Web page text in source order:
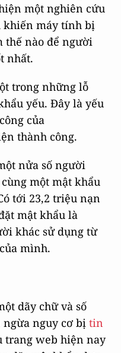
một nghiên cứu
khiến máy tính bị
thế nào để người
nhất.
trong những lỗ
yếu. Đây là yếu
của
thành công.
nửa số người
một mật khẩu
tới 23,2 triệu nạn
mật khẩu là
khác sử dụng từ
mình.
dãy chữ và số
ngừa nguy cơ bị tin
trang web hiện nay